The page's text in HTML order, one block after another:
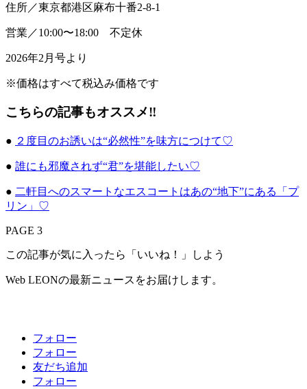
住所／東京都港区麻布十番2-8-1
営業／10:00〜18:00 不定休
2026年2月号より
※価格はすべて税込み価格です
こちらの記事もオススメ‼
● ２度目のお誘いは“必然性”を味方につけて♡
● 誰にも邪魔されず“君”を堪能したい♡
● 二軒目へのスマートなエスコートはあの“地下”にある「プ
リン」♡
PAGE 3
この記事が気に入ったら「いいね！」しよう
Web LEONの最新ニュースをお届けします。
フォロー
フォロー
友だち追加
フォロー